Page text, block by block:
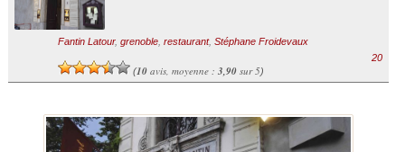
Fantin Latour, grenoble, restaurant, Stéphane Froidevaux
(10avis, moyenne : 3,90sur 5)
20